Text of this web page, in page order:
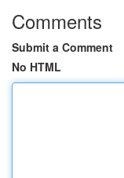
Comments
Submit a Comment
No HTML